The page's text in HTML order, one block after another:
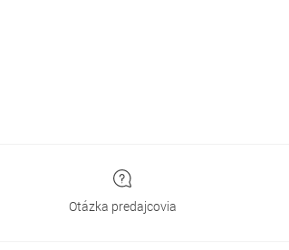
Otázka predajcovia